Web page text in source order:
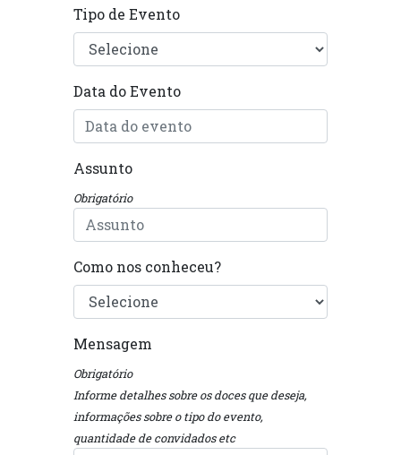
Tipo de Evento
Data do Evento
Assunto
Obrigatório
Como nos conheceu?
Mensagem
Obrigatório
Informe detalhes sobre os doces que deseja,
informações sobre o tipo do evento,
quantidade de convidados etc